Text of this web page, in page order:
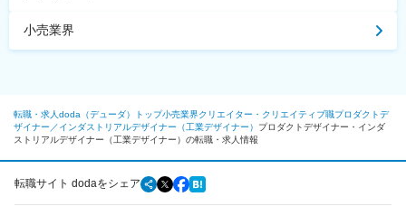
小売業界
転職・求人doda（デューダ）トップ小売業界クリエイター・クリエイティブ職プロダクトデ
ザイナー／インダストリアルデザイナー（工業デザイナー） プロダクトデザイナー・インダ
ストリアルデザイナー（工業デザイナー）の転職・求人情報
転職サイト dodaをシェア